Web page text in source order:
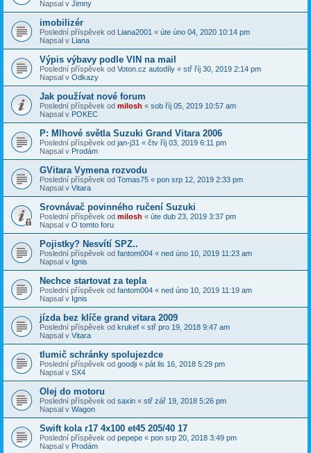
Napsal v Jimny
imobilizér
Poslední příspěvek od Liana2001 « úte úno 04, 2020 10:14 pm
Napsal v Liana
Výpis výbavy podle VIN na mail
Poslední příspěvek od Voton.cz autodíly « stř říj 30, 2019 2:14 pm
Napsal v Odkazy
Jak používat nové forum
Poslední příspěvek od milosh « sob říj 05, 2019 10:57 am
Napsal v POKEC
P: Mlhové světla Suzuki Grand Vitara 2006
Poslední příspěvek od jan-j31 « čtv říj 03, 2019 6:11 pm
Napsal v Prodám
GVitara Vymena rozvodu
Poslední příspěvek od Tomas75 « pon srp 12, 2019 2:33 pm
Napsal v Vitara
Srovnávač povinného ručení Suzuki
Poslední příspěvek od milosh « úte dub 23, 2019 3:37 pm
Napsal v O tomto foru
Pojistky? Nesvítí SPZ..
Poslední příspěvek od fantom004 « ned úno 10, 2019 11:23 am
Napsal v Ignis
Nechce startovat za tepla
Poslední příspěvek od fantom004 « ned úno 10, 2019 11:19 am
Napsal v Ignis
jízda bez klíče grand vitara 2009
Poslední příspěvek od krukef « stř pro 19, 2018 9:47 am
Napsal v Vitara
tlumič schránky spolujezdce
Poslední příspěvek od goodji « pát lis 16, 2018 5:29 pm
Napsal v SX4
Olej do motoru
Poslední příspěvek od saxin « stř zář 19, 2018 5:26 pm
Napsal v Wagon
Swift kola r17 4x100 et45 205/40 17
Poslední příspěvek od pepepe « pon srp 20, 2018 3:49 pm
Napsal v Prodám